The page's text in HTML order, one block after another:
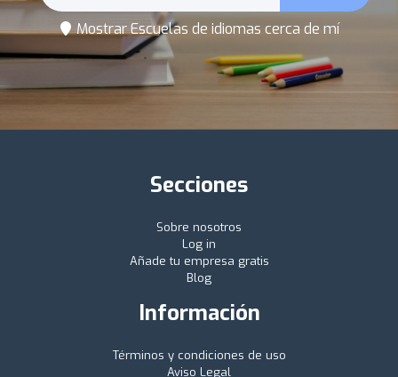
Mostrar Escuelas de idiomas cerca de mí
Secciones
Sobre nosotros
Log in
Añade tu empresa gratis
Blog
Información
Términos y condiciones de uso
Aviso Legal